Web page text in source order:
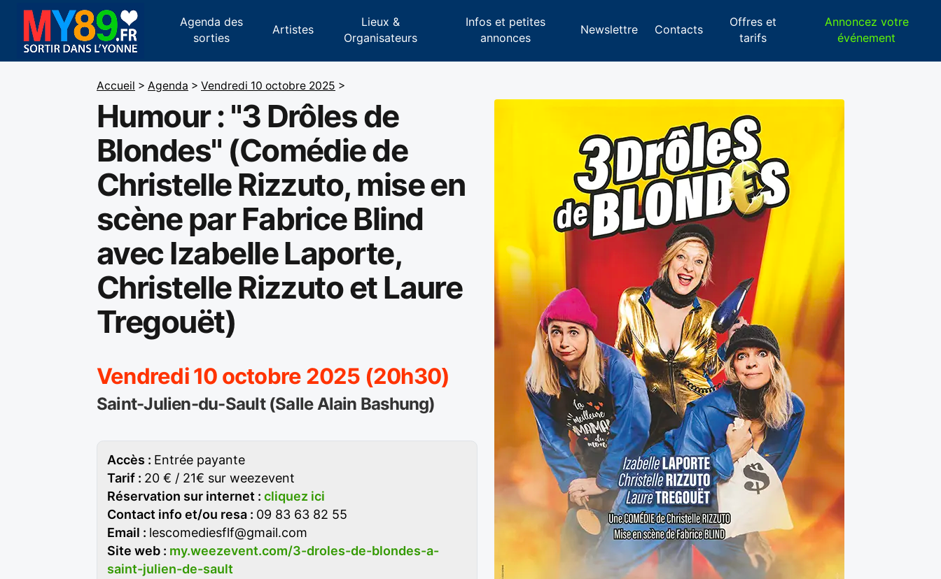
Agenda des
sorties
Artistes
Lieux &
Organisateurs
Infos et petites
annonces
Newslettre Contacts
Offres et
tarifs
Annoncez votre
événement
Accueil > Agenda > Vendredi 10 octobre 2025 >
Humour : "3 Drôles de
Blondes" (Comédie de
Christelle Rizzuto, mise en
scène par Fabrice Blind
avec Izabelle Laporte,
Christelle Rizzuto et Laure
Tregouët)
Vendredi 10 octobre 2025 (20h30)
Saint-Julien-du-Sault (Salle Alain Bashung)
Accès : Entrée payante
Tarif : 20 € / 21€ sur weezevent
Réservation sur internet : cliquez ici
Contact info et/ou resa : 09 83 63 82 55
Email : lescomediesflf@gmail.com
Site web : my.weezevent.com/3-droles-de-blondes-a-
saint-julien-de-sault